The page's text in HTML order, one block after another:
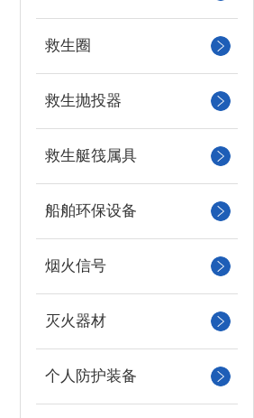
救生圈
救生抛投器
救生艇筏属具
船舶环保设备
烟火信号
灭火器材
个人防护装备